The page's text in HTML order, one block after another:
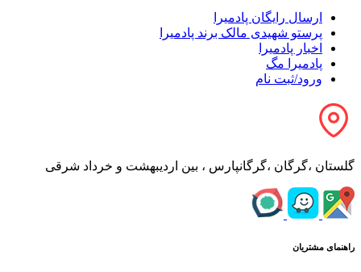
ارسال رایگان پادمیرا
پرستو شهیدی مالک برند پادمیرا
اخبار پادمیرا
پادمیرا مگ
ورود/ثبت نام
گلستان ،گرگان ،گرگانپارس ، بین اردیبهشت و خرداد شرقی
راهنمای مشتریان